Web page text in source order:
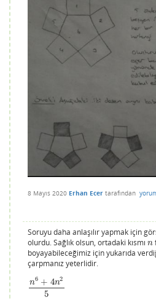
8 Mayıs 2020 Erhan Ecer tarafından
Soruyu daha anlaşılır yapmak için
olurdu. Sağlık olsun, ortadaki kısmı n
n
boyayabileceğimiz için yukarıda
çarpmanız yeterlidir.
n6 + 4n2
5
n6+4n25